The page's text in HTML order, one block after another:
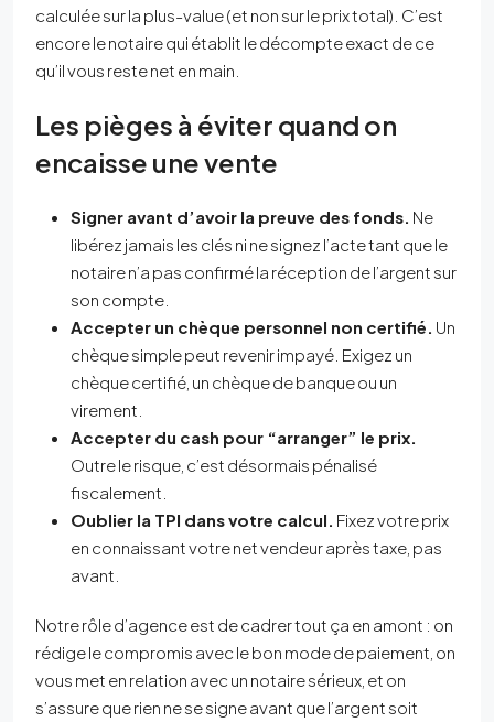
calculée sur la plus-value (et non sur le prix total). C’est
encore le notaire qui établit le décompte exact de ce
qu’il vous reste net en main.
Les pièges à éviter quand on
encaisse une vente
Signer avant d’avoir la preuve des fonds. Ne
libérez jamais les clés ni ne signez l’acte tant que le
notaire n’a pas confirmé la réception de l’argent sur
son compte.
Accepter un chèque personnel non certifié. Un
chèque simple peut revenir impayé. Exigez un
chèque certifié, un chèque de banque ou un
virement.
Accepter du cash pour “arranger” le prix.
Outre le risque, c’est désormais pénalisé
fiscalement.
Oublier la TPI dans votre calcul. Fixez votre prix
en connaissant votre net vendeur après taxe, pas
avant.
Notre rôle d’agence est de cadrer tout ça en amont : on
rédige le compromis avec le bon mode de paiement, on
vous met en relation avec un notaire sérieux, et on
s’assure que rien ne se signe avant que l’argent soit